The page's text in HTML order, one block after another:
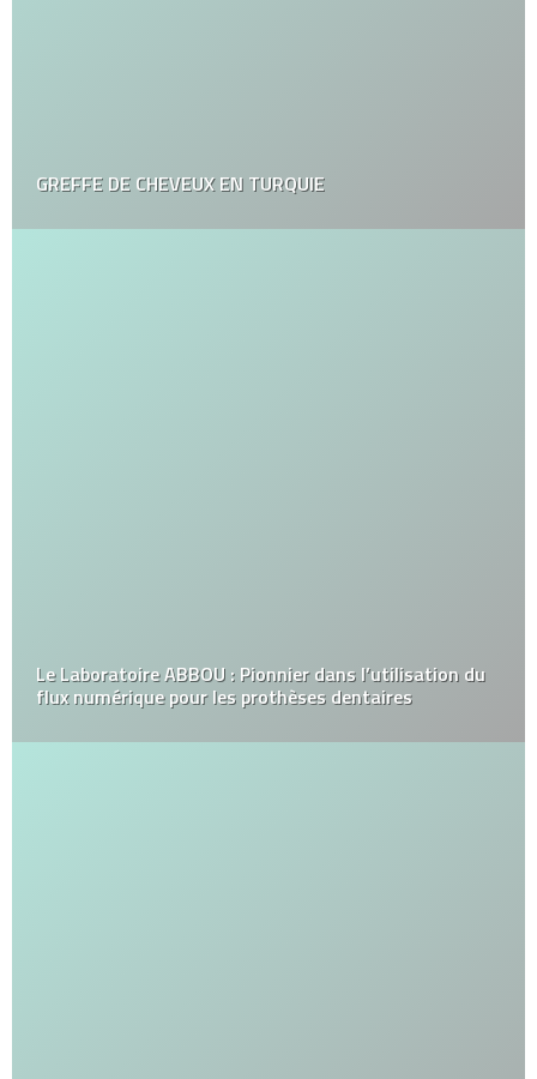
GREFFE DE CHEVEUX EN TURQUIE
Le Laboratoire ABBOU : Pionnier dans l’utilisation du
flux numérique pour les prothèses dentaires